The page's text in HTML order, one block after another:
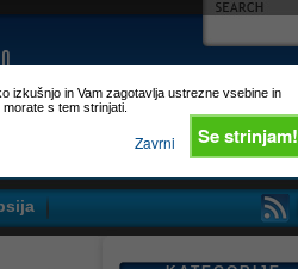
izkušnjo in Vam zagotavlja ustrezne vsebine in
s tem strinjati.
Se strinjam!
Zavrni